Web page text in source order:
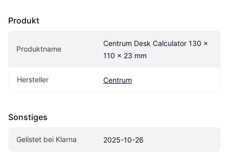
Produkt
Produktname
Centrum Desk Calculator 130 x
110 x 23 mm
Hersteller Centrum
Sonstiges
Gelistet bei Klarna 2025-10-26